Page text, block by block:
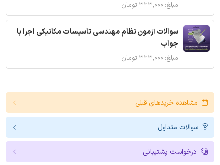
مبلغ: ۳۲۳,۰۰۰ تومان
سوالات آزمون نظام مهندسی تاسیسات مکانیکی اجرا با
جواب
مبلغ: ۳۲۳,۰۰۰ تومان
مشاهده خریدهای قبلی
سوالات متداول
درخواست پشتیبانی